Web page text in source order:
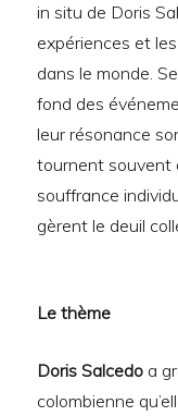
in situ de Doris
expériences et
dans le monde.
fond des
leur résonance
tournent souvent
souffrance
gèrent le deuil
Le thème
Doris Salcedo a
colombienne